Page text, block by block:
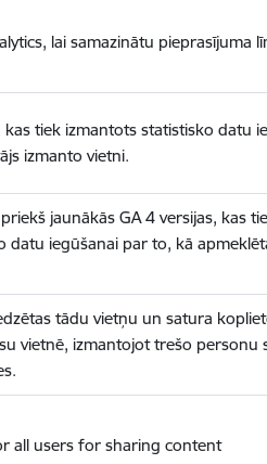
lai samazinātu pieprasījuma
tiek izmantots statistisko datu
izmanto vietni.
jaunākās GA 4 versijas, kas
datu iegūšanai par to, kā
tādu vietņu un satura
vietnē, izmantojot trešo personu
all users for sharing content